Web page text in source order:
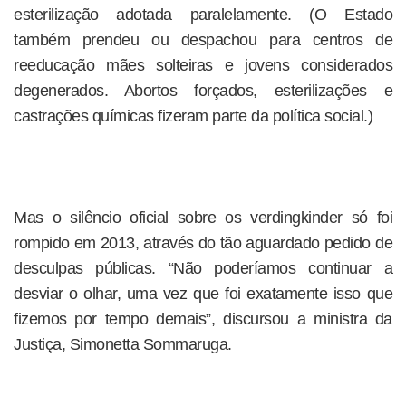
esterilização adotada paralelamente. (O Estado
também prendeu ou despachou para centros de
reeducação mães solteiras e jovens considerados
degenerados. Abortos forçados, esterilizações e
castrações químicas fizeram parte da política social.)
Mas o silêncio oficial sobre os verdingkinder só foi
rompido em 2013, através do tão aguardado pedido de
desculpas públicas. “Não poderíamos continuar a
desviar o olhar, uma vez que foi exatamente isso que
fizemos por tempo demais”, discursou a ministra da
Justiça, Simonetta Sommaruga.